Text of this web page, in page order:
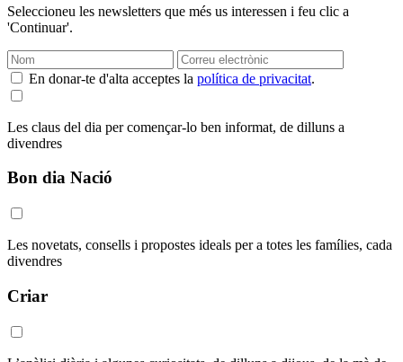
Seleccioneu les newsletters que més us interessen i feu clic a
'Continuar'.
En donar-te d'alta acceptes la política de privacitat.
Les claus del dia per començar-lo ben informat, de dilluns a
divendres
Bon dia Nació
Les novetats, consells i propostes ideals per a totes les famílies, cada
divendres
Criar